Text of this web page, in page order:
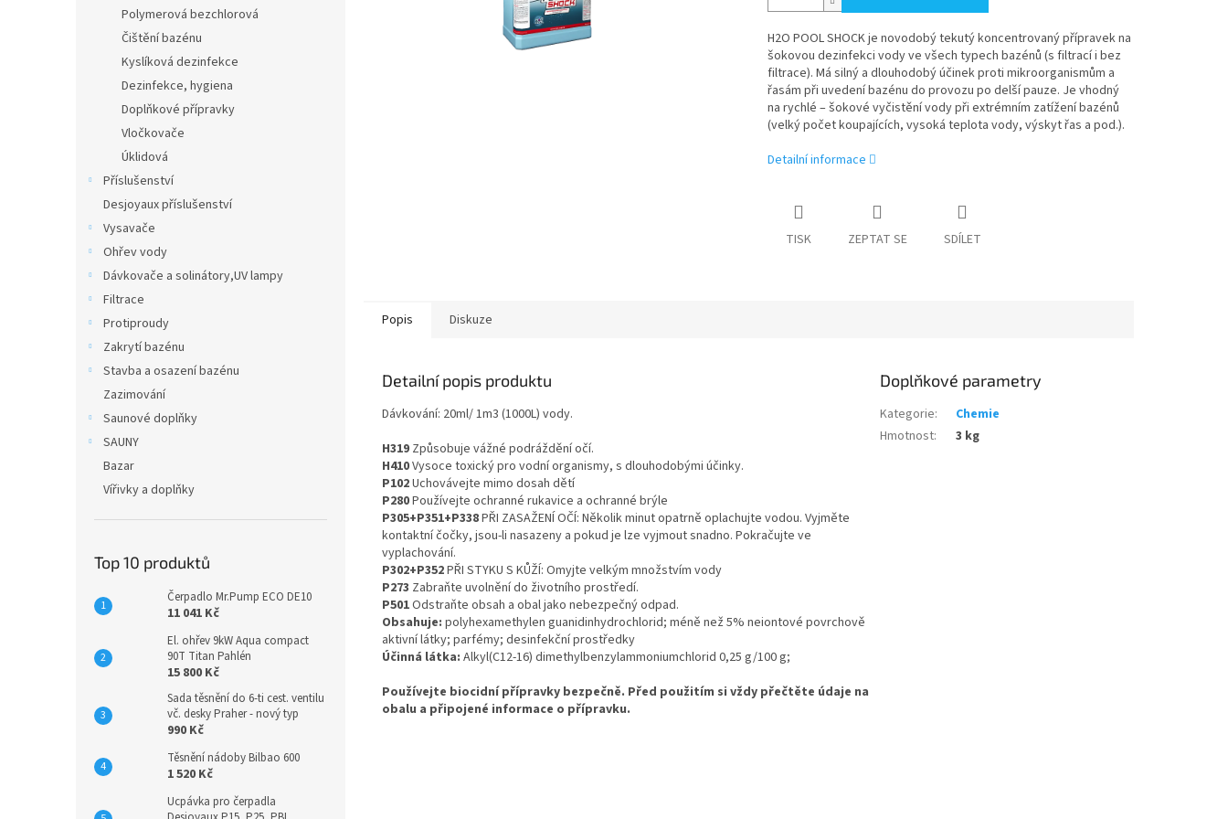
Polymerová bezchlorová
Čištění bazénu
Kyslíková dezinfekce
Dezinfekce, hygiena
Doplňkové přípravky
Vločkovače
Úklidová
Příslušenství
Desjoyaux příslušenství
Vysavače
Ohřev vody
Dávkovače a solinátory,UV lampy
Filtrace
Protiproudy
Zakrytí bazénu
Stavba a osazení bazénu
Zazimování
Saunové doplňky
SAUNY
Bazar
Vířivky a doplňky
Top 10 produktů
Čerpadlo Mr.Pump ECO DE10
11 041 Kč
El. ohřev 9kW Aqua compact
90T Titan Pahlén
15 800 Kč
Sada těsnění do 6-ti cest. ventilu
vč. desky Praher - nový typ
990 Kč
Těsnění nádoby Bilbao 600
1 520 Kč
Ucpávka pro čerpadla
H2O POOL SHOCK je novodobý tekutý koncentrovaný přípravek na
šokovou dezinfekci vody ve všech typech bazénů (s filtrací i bez
filtrace). Má silný a dlouhodobý účinek proti mikroorganismům a
řasám při uvedení bazénu do provozu po delší pauze. Je vhodný
na rychlé – šokové vyčistění vody při extrémním zatížení bazénů
(velký počet koupajících, vysoká teplota vody, výskyt řas a pod.).
Detailní informace
TISK ZEPTAT SE SDÍLET
Popis Diskuze
Detailní popis produktu
Dávkování: 20ml/ 1m3 (1000L) vody.
H319 Způsobuje vážné podráždění očí.
H410Vysoce toxický pro vodní organismy, s dlouhodobými účinky.
P102Uchovávejte mimo dosah dětí
P280Používejte ochranné rukavice a ochranné brýle
P305+P351+P338PŘI ZASAŽENÍ OČÍ: Několik minut opatrně oplachujte vodou. Vyjměte
kontaktní čočky, jsou-li nasazeny a pokud je lze vyjmout snadno. Pokračujte ve
vyplachování.
P302+P352PŘI STYKU S KŮŽÍ: Omyjte velkým množstvím vody
P273 Zabraňte uvolnění do životního prostředí.
P501Odstraňte obsah a obal jako nebezpečný odpad.
Obsahuje: polyhexamethylen guanidinhydrochlorid; méně než 5% neiontové povrchově
aktivní látky; parfémy; desinfekční prostředky
Účinná látka: Alkyl(C12-16) dimethylbenzylammoniumchlorid 0,25 g/100 g;
Používejte biocidní přípravky bezpečně. Před použitím si vždy přečtěte údaje na
obalu a připojené informace o přípravku.
Doplňkové parametry
Kategorie:
Chemie
Hmotnost: 3 kg